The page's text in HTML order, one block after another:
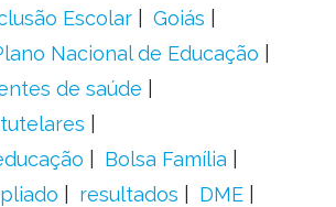
Escolar
Goiás
Nacional de Educação
de saúde
Bolsa Família
resultados
DME